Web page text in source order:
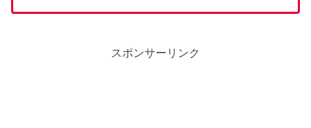
スポンサーリンク